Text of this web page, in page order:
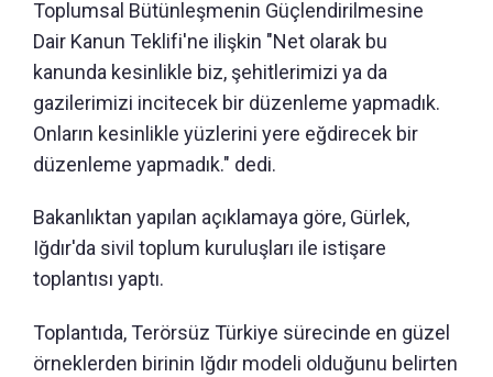
Toplumsal Bütünleşmenin Güçlendirilmesine
Dair Kanun Teklifi'ne ilişkin "Net olarak bu
kanunda kesinlikle biz, şehitlerimizi ya da
gazilerimizi incitecek bir düzenleme yapmadık.
Onların kesinlikle yüzlerini yere eğdirecek bir
düzenleme yapmadık." dedi.
Bakanlıktan yapılan açıklamaya göre, Gürlek,
Iğdır'da sivil toplum kuruluşları ile istişare
toplantısı yaptı.
Toplantıda, Terörsüz Türkiye sürecinde en güzel
örneklerden birinin Iğdır modeli olduğunu belirten